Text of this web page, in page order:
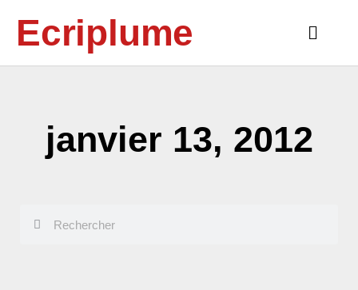
contenuEcriplume
Main
janvier 13, 2012